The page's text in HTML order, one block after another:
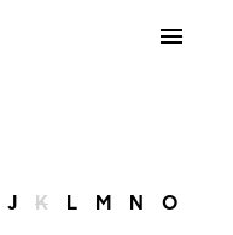
J K L M N O